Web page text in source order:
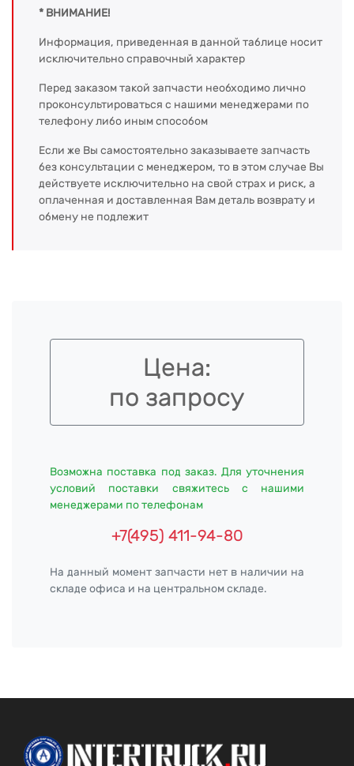
* ВНИМАНИЕ!
Информация, приведенная в данной таблице носит
исключительно справочный характер
Перед заказом такой запчасти необходимо лично
проконсультироваться с нашими менеджерами по
телефону либо иным способом
Если же Вы самостоятельно заказываете запчасть
без консультации с менеджером, то в этом случае Вы
действуете исключительно на свой страх и риск, а
оплаченная и доставленная Вам деталь возврату и
обмену не подлежит
Цена:
по запросу
Возможна поставка под заказ. Для уточнения
условий поставки свяжитесь с нашими
менеджерами по телефонам
+7(495) 411-94-80
На данный момент запчасти нет в наличии на
складе офиса и на центральном складе.